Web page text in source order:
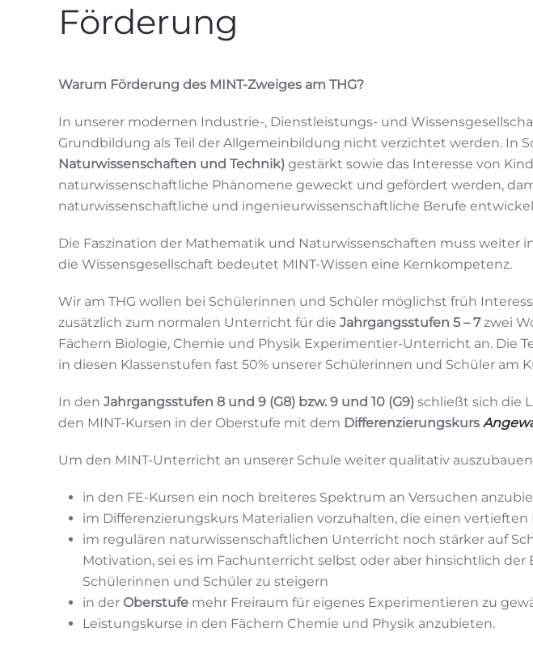
Förderung
Warum Förderung des MINT-Zweiges am THG?
In unserer modernen Industrie-, Dienstleistungs- und
Grundbildung als Teil der Allgemeinbildung nicht verzichtet werden. In
Naturwissenschaften und Technik) gestärkt sowie das Interesse von
naturwissenschaftliche Phänomene geweckt und gefördert werden,
naturwissenschaftliche und ingenieurwissenschaftliche Berufe
Die Faszination der Mathematik und Naturwissenschaften muss weiter
die Wissensgesellschaft bedeutet MINT-Wissen eine Kernkompetenz.
Wir am THG wollen bei Schülerinnen und Schüler möglichst früh
zusätzlich zum normalen Unterricht für die Jahrgangsstufen 5 – 7zwei
Fächern Biologie, Chemie und Physik Experimentier-Unterricht an. Die
in diesen Klassenstufen fast 50% unserer Schülerinnen und Schüler am
In den Jahrgangsstufen 8 und 9 (G8) bzw. 9 und 10 (G9) schließt sich die
den MINT-Kursen in der Oberstufe mit dem Differenzierungskurs
Um den MINT-Unterricht an unserer Schule weiter qualitativ
in den FE-Kursen ein noch breiteres Spektrum an Versuchen
im Differenzierungskurs Materialien vorzuhalten, die einen
im regulären naturwissenschaftlichen Unterricht noch stärker auf
Motivation, sei es im Fachunterricht selbst oder aber hinsichtlich
Schülerinnen und Schüler zu steigern
in der Oberstufe mehr Freiraum für eigenes Experimentieren zu
Leistungskurse in den Fächern Chemie und Physik anzubieten.